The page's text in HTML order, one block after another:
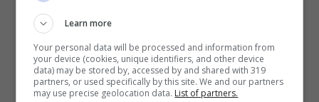
Learn more
Your personal data will be processed and information from
your device (cookies, unique identifiers, and other device
data) may be stored by, accessed by and shared with 319
partners, or used specifically by this site. We and our partners
may use precise geolocation data. List of partners.